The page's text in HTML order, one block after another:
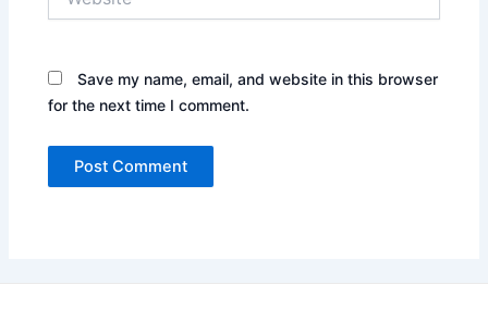
Save my name, email, and website in this browser
for the next time I comment.